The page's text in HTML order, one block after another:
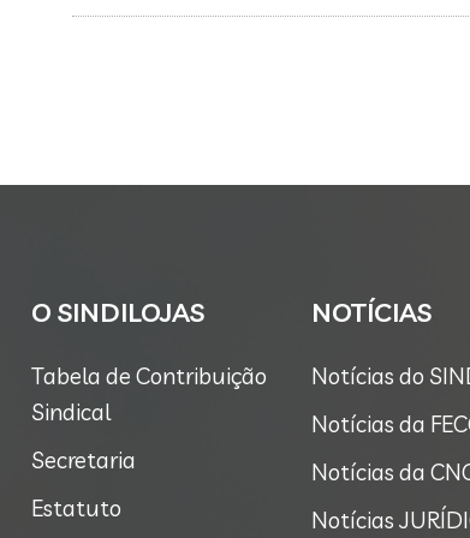
O SINDILOJAS
Tabela de Contribuição
Sindical
Secretaria
Estatuto
NOTÍCIAS
Notícias do
Notícias da
Notícias da
Notícias